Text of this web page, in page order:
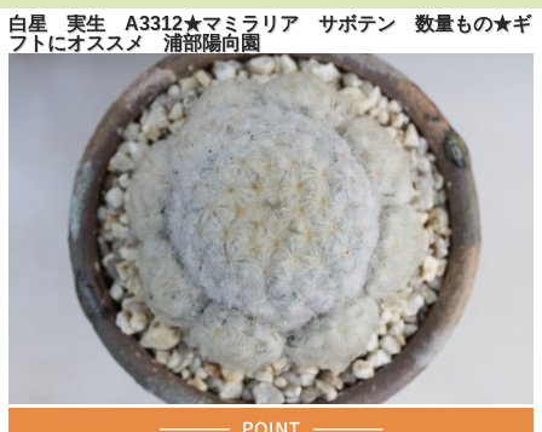
白星 実生 A3312★マミラリア サボテン 数量もの★ギ
フトにオススメ 浦部陽向園